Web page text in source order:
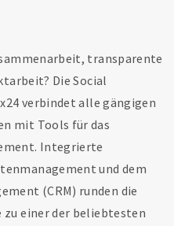
transparente
Die Social
verbindet alle gängigen
mit Tools für das
Integrierte
und dem
(CRM) runden die
zu einer der beliebtesten